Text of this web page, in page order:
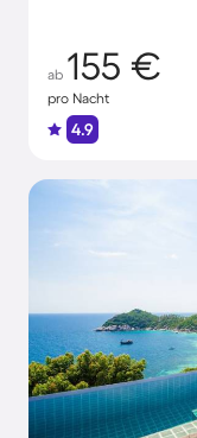
ab 155 €
pro Nacht
4.9